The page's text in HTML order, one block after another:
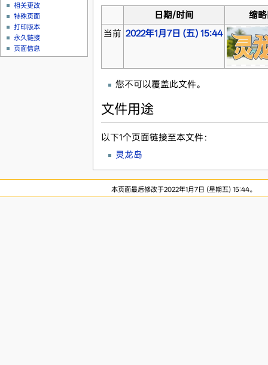
日期/时间
缩
当前 2022年1月7日 (五) 15:44
您不可以覆盖此文件。
文件用途
以下1个页面链接至本文件：
灵龙岛
相关更改
特殊页面
打印版本
永久链接
页面信息
本页面最后修改于2022年1月7日 (星期五) 15:44。